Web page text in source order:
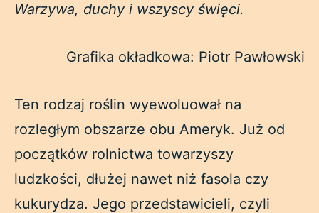
Warzywa, duchy i wszyscy święci.
Grafika okładkowa: Piotr Pawłowski
Ten rodzaj roślin wyewoluował na
rozległym obszarze obu Ameryk. Już od
początków rolnictwa towarzyszy
ludzkości, dłużej nawet niż fasola czy
kukurydza. Jego przedstawicieli, czyli